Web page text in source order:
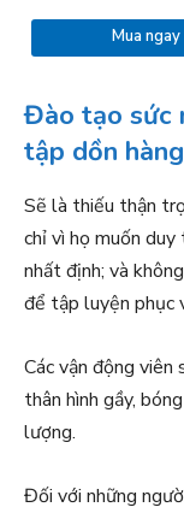
Mua ngay
Đào tạo sức
tập dồn
Sẽ là thiếu thận
chỉ vì họ muốn
nhất định; và
để tập luyện phục
Các vận động
thân hình gầy,
lượng.
Đối với những